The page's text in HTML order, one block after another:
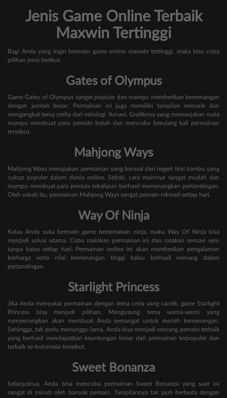
Jenis Game Online Terbaik
Maxwin Tertinggi
Bagi Anda yang ingin bermain game online maxwin tertinggi, maka bisa coba
pilihan jenis berikut.
Gates of Olympus
Game Gates of Olympus sangat populer dan mampu memberikan kemenangan
dengan jumlah besar. Permainan ini juga memiliki tampilan menarik dan
mengangkat tema cerita dari mitologi Yunani. Grafiknya yang memanjakan mata
mampu membuat para pemain betah dan mencoba berulang kali permainan
tersebut.
Mahjong Ways
Mahjong Ways merupakan permainan yang berasal dari negeri tirai bambu yang
cukup populer dalam dunia online. Sebab, cara mainnya sangat mudah dan
mampu membuat para pemula sekalipun berhasil memenangkan pertandingan.
Oleh sebab itu, permainan Mahjong Ways sangat pemain nikmati setiap hari.
Way Of Ninja
Kalau Anda suka bermain game bertemakan ninja, maka Way Of Ninja bisa
menjadi solusi utama. Coba mainkan permainan ini dan rasakan sensasi seru
tanpa batas setiap hari. Permainan online ini akan memberikan pengalaman
berharga serta nilai kemenangan tinggi kalau berhasil menang dalam
pertandingan.
Starlight Princess
Jika Anda menyukai permainan dengan tema ceria yang cantik, game Starlight
Princess bisa menjadi pilihan. Mengusung tema warna-warni yang
menyenangkan akan membuat Anda semangat untuk meraih kemenangan.
Sehingga, tak perlu menunggu lama, Anda bisa menjadi seorang pemain terbaik
yang berhasil mendapatkan keuntungan besar dari permainan terpopuler dan
terbaik se-Indonesia tersebut.
Sweet Bonanza
Selanjutnya, Anda bisa mencoba permainan Sweet Bonanza yang saat ini
sangat di minati oleh banyak pemain. Tampilannya tak jauh berbeda dengan